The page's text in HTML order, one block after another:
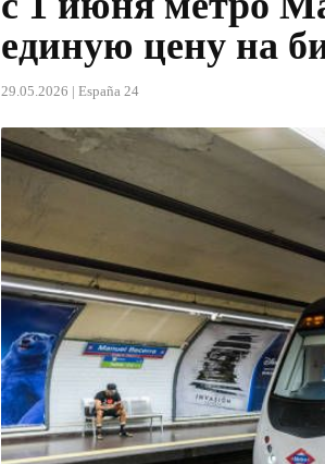
единую цену на
29.05.2026 | España 24